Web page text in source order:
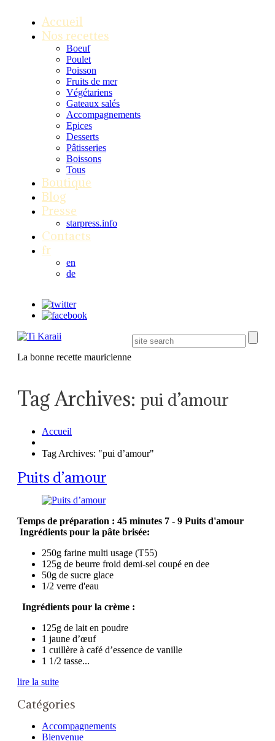
Accueil
Nos recettes
Boeuf
Poulet
Poisson
Fruits de mer
Végétariens
Gateaux salés
Accompagnements
Epices
Desserts
Pâtisseries
Boissons
Tous
Boutique
Blog
Presse
starpress.info
Contacts
fr
en
de
La bonne recette mauricienne
Tag Archives: pui d’amour
Accueil
Tag Archives: "pui d’amour"
Puits d’amour
Temps de préparation : 45 minutes 7 - 9 Puits d'amour
Ingrédients pour la pâte brisée:
250g farine multi usage (T55)
125g de beurre froid demi-sel coupé en dee
50g de sucre glace
1/2 verre d'eau
Ingrédients pour la crème :
125g de lait en poudre
1 jaune d’œuf
1 cuillère à café d’essence de vanille
1 1/2 tasse...
lire la suite
Catégories
Accompagnements
Bienvenue